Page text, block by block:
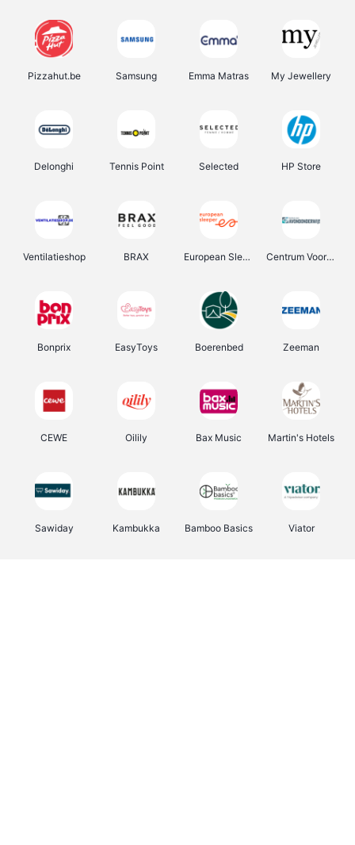
Pizzahut.be Samsung Emma Matras My Jewellery
Delonghi Tennis Point Selected HP Store
Ventilatieshop BRAX European Sleeper Centrum Voor Avondonderwijs
Bonprix EasyToys Boerenbed Zeeman
CEWE Oilily Bax Music Martin's Hotels
Sawiday Kambukka Bamboo Basics Viator